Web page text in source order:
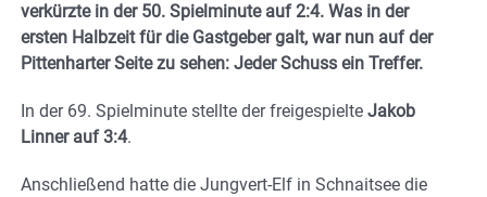
verkürzte in der 50. Spielminute auf 2:4. Was in der
ersten Halbzeit für die Gastgeber galt, war nun auf der
Pittenharter Seite zu sehen: Jeder Schuss ein Treffer.
In der 69. Spielminute stellte der freigespielte Jakob
Linner auf 3:4.
Anschließend hatte die Jungvert-Elf in Schnaitsee die